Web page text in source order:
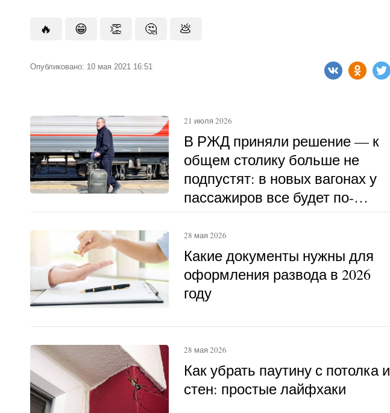
🔥 😁 👏 🤔 💩
Опубликовано: 10 мая 2021 16:51
В РЖД приняли решение — к
общем столику больше не
подпустят: в новых вагонах у
пассажиров все будет по-
другому
21 июля 2026
Какие документы нужны для
оформления развода в 2026
году
28 мая 2026
Как убрать паутину с потолка и
стен: простые лайфхаки
28 мая 2026